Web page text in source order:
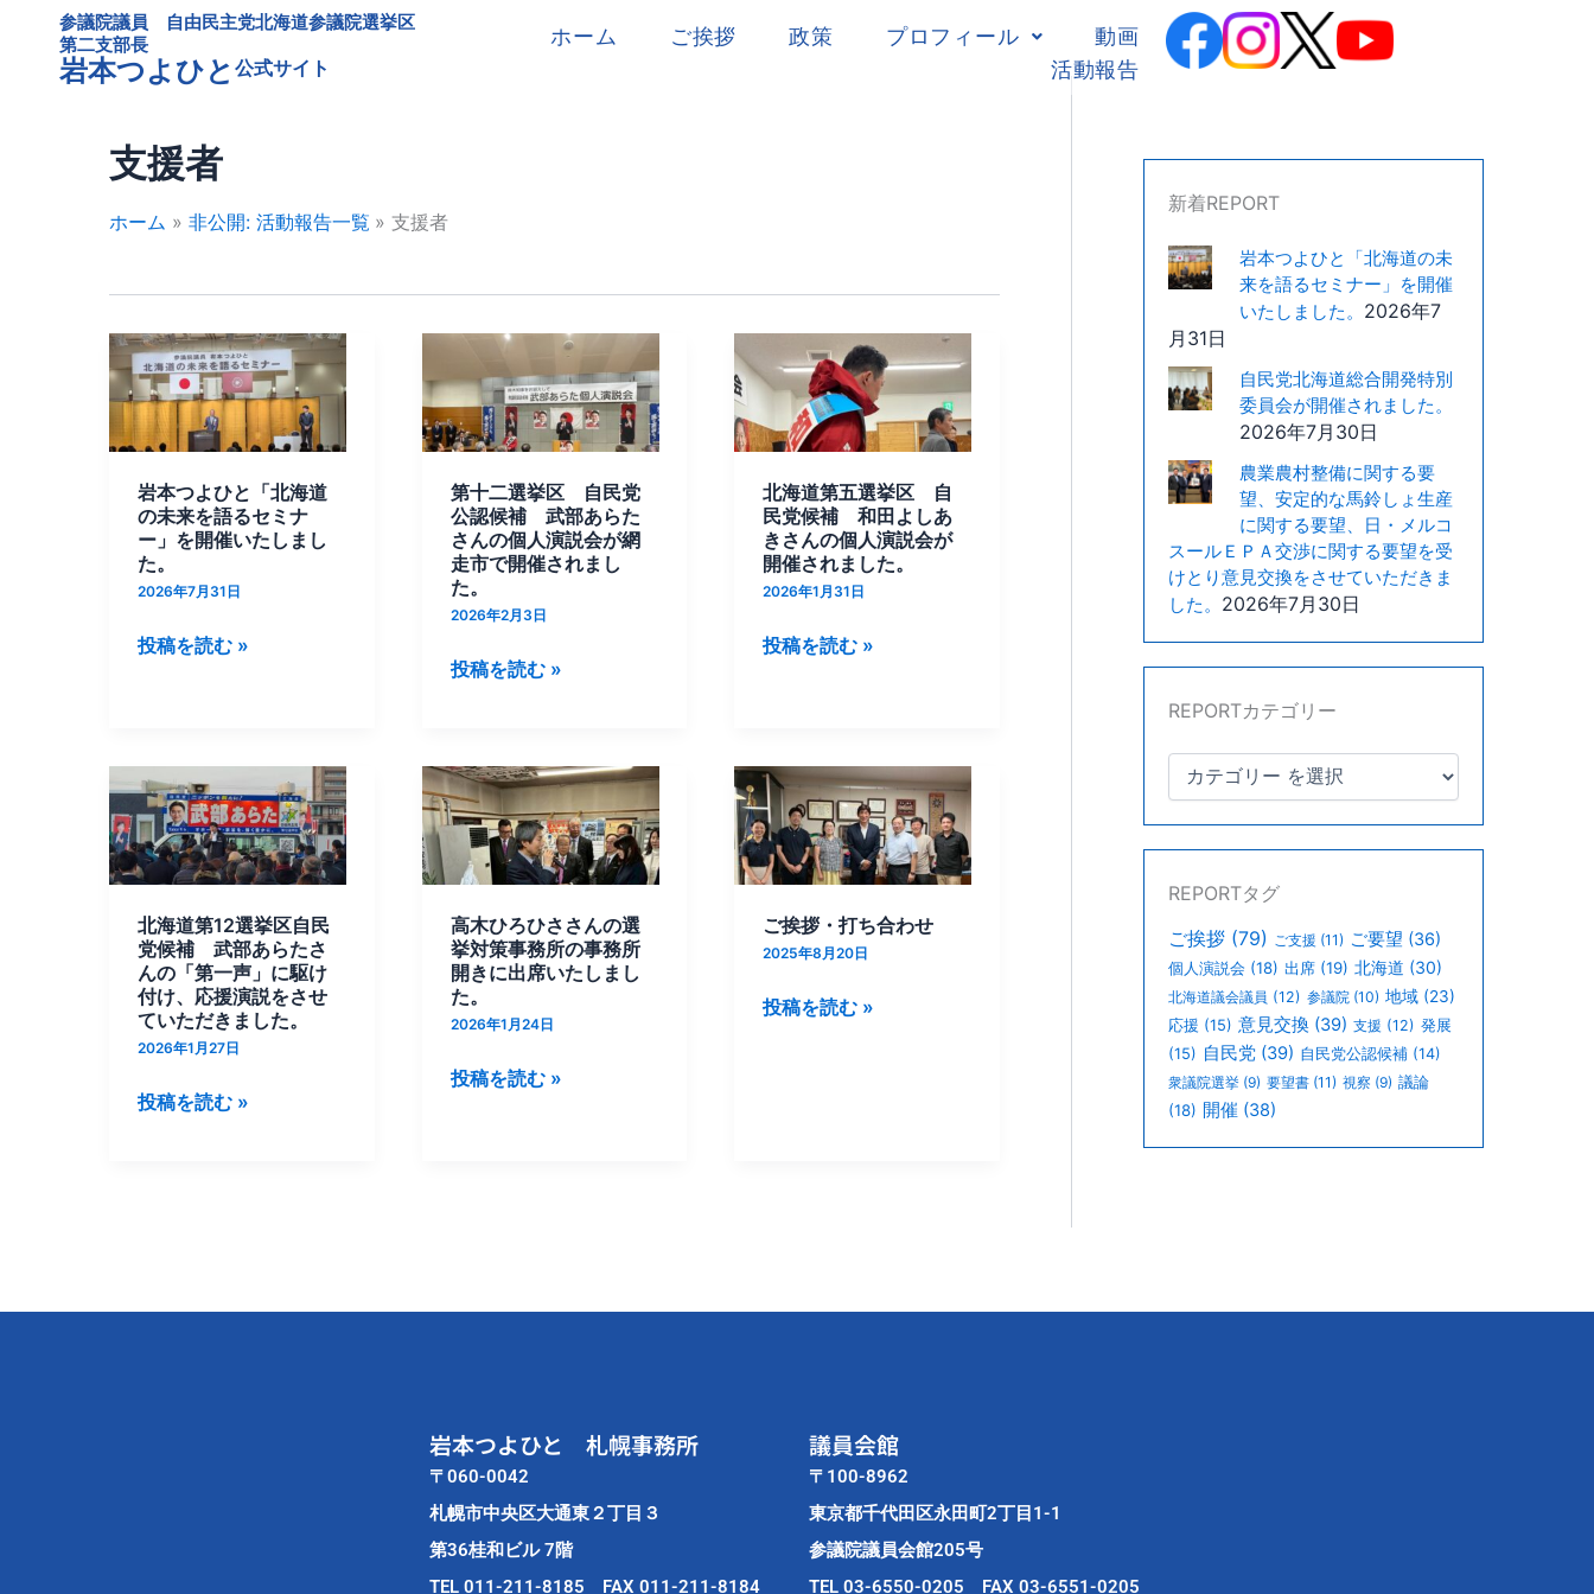
参議院議員 自由民主党北海道参議院選挙区
第二支部長
岩本つよひと 公式サイト
ホーム ご挨拶 政策 プロフィール
動画
活動報告
支援者
ホーム 非公開: 活動報告一覧 支援者
岩本つよひと「北海道
の未来を語るセミナ
ー」を開催いたしまし
た。
2026年7月31日
岩
本
つ
よ
と
「北
海
道
未
る
セ
ミ
ナ
を
開
催
い
た
し
ま
投稿を読む »
第十二選挙区 自民党
公認候補 武部あらた
さんの個人演説会が網
走市で開催されまし
た。
2026年2月3日
十
二
選
区
自
民
党
公
認
候
部
あ
た
ん
の
個
人
説
し
た。
投稿を読む »
北海道第五選挙区 自
民党候補 和田よしあ
きさんの個人演説会が
開催されました。
2026年1月31日
海
第
選
挙
区
自
党
田
よ
し
あ
さ
ん
の
投稿を読む »
北海道第12選挙区自民
党候補 武部あらたさ
んの「第一声」に駆け
付け、応援演説をさせ
ていただきました。
2026年1月27日
北
海
道
第
選
挙
区
自
民
党
候
投稿を読む »
高木ひろひささんの選
挙対策事務所の事務所
開きに出席いたしまし
た。
2026年1月24日
高
木
ろ
さ
さ
ん
の
挙
に
出
席
い
た
投稿を読む »
ご挨拶・打ち合わせ
2025年8月20日
ご
挨
拶・
打
合
わ
せ
投稿を読む »
新着REPORT
岩本つよひと「北海道の未
来を語るセミナー」を開催
いたしました。 2026年7
月31日
自民党北海道総合開発特別
委員会が開催されました。
2026年7月30日
農業農村整備に関する要
望、安定的な馬鈴しょ生産
に関する要望、日・メルコ
スールＥＰＡ交渉に関する要望を受
けとり意見交換をさせていただきま
した。 2026年7月30日
REPORTカテゴリー
カ
テ
ゴ
REPORTタグ
ご挨拶 (79) ご支援 (11) ご要望 (36)
個人演説会 (18) 出席 (19) 北海道 (30)
北海道議会議員 (12) 参議院 (10) 地域 (23)
応援 (15) 意見交換 (39) 支援 (12) 発展
(15) 自民党 (39) 自民党公認候補 (14)
衆議院選挙 (9) 要望書 (11) 視察 (9) 議論
(18) 開催 (38)
岩本つよひと 札幌事務所
〒060-0042
札幌市中央区大通東２丁目３
第36桂和ビル 7階
TEL 011-211-8185 FAX 011-211-8184
議員会館
〒100-8962
東京都千代田区永田町2丁目1-1
参議院議員会館205号
TEL 03-6550-0205 FAX 03-6551-0205